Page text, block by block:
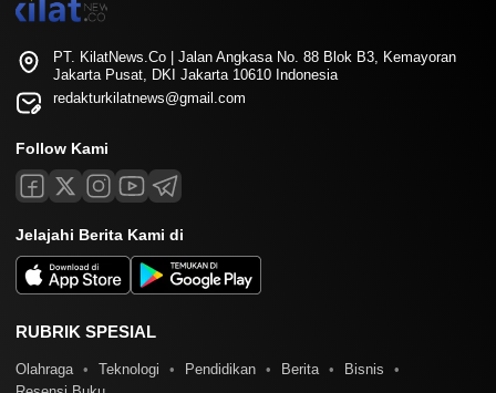
PT. KilatNews.Co | Jalan Angkasa No. 88 Blok B3, Kemayoran
Jakarta Pusat, DKI Jakarta 10610 Indonesia
redakturkilatnews@gmail.com
Follow Kami
Jelajahi Berita Kami di
RUBRIK SPESIAL
Olahraga Teknologi Pendidikan Berita
Bisnis